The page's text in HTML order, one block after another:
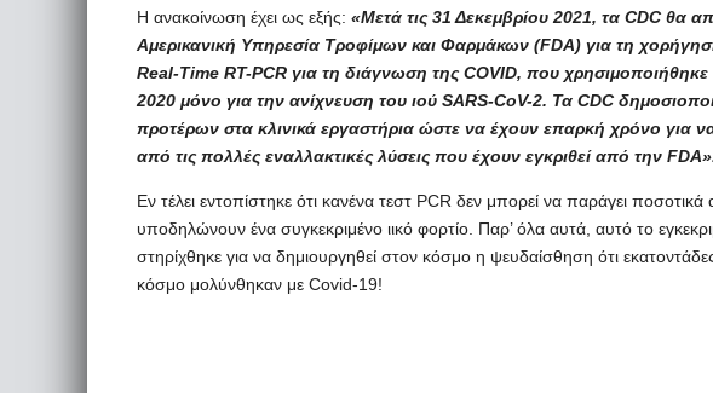
Η ανακοίνωση έχει ως εξής: «Μετά τις 31 Δεκεμβρίου 2021, τα CDC θα
Αμερικανική Υπηρεσία Τροφίμων και Φαρμάκων (FDA) για τη
Real-Time RT-PCR για τη διάγνωση της COVID, που
2020 μόνο για την ανίχνευση του ιού SARS-CoV-2. Τα CDC
προτέρων στα κλινικά εργαστήρια ώστε να έχουν επαρκή χρόνο για
από τις πολλές εναλλακτικές λύσεις που έχουν εγκριθεί από την
Εν τέλει εντοπίστηκε ότι κανένα τεστ PCR δεν μπορεί να παράγει
υποδηλώνουν ένα συγκεκριμένο ιικό φορτίο. Παρ’ όλα αυτά, αυτό το
στηρίχθηκε για να δημιουργηθεί στον κόσμο η ψευδαίσθηση ότι
κόσμο μολύνθηκαν με Covid-19!